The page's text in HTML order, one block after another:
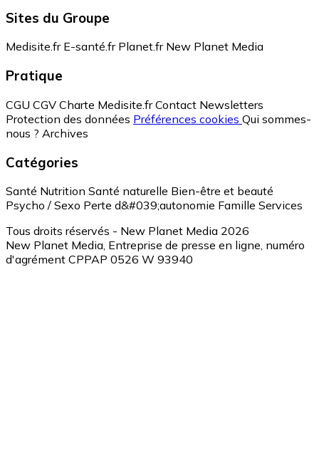
Sites du Groupe
Medisite.fr E-santé.fr Planet.fr New Planet Media
Pratique
CGU CGV Charte Medisite.fr Contact Newsletters
Protection des données Préférences cookies Qui sommes-
nous ? Archives
Catégories
Santé Nutrition Santé naturelle Bien-être et beauté
Psycho / Sexo Perte d&#039;autonomie Famille Services
Tous droits réservés - New Planet Media 2026
New Planet Media, Entreprise de presse en ligne, numéro
d'agrément CPPAP 0526 W 93940